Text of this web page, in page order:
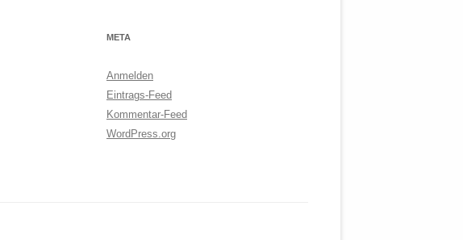
META
Anmelden
Eintrags-Feed
Kommentar-Feed
WordPress.org